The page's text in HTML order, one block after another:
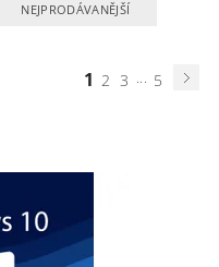
NEJPRODÁVANĚJŠÍ
1 2 3 ... 5